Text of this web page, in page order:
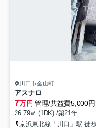
川口市金山町
アスナロ
7万円 管理/共益費5,000円
26.79㎡ (1DK) /築21年
京浜東北線「川口」駅 徒